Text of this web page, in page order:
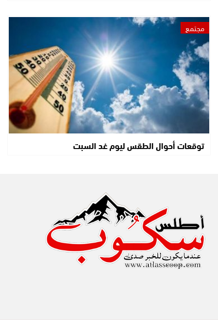
مجتمع
توقعات أحوال الطقس ليوم غد السبت